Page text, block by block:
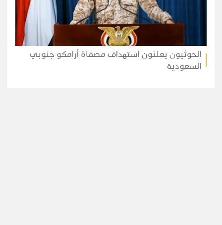
الحوثيون يعلنون استهداف مصفاة أرامكو جنوبي
السعودية